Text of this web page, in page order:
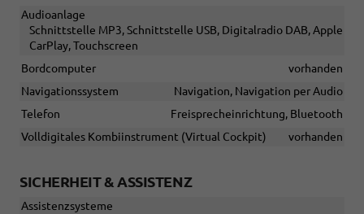
Audioanlage
Schnittstelle MP3, Schnittstelle USB, Digitalradio DAB, Apple
CarPlay, Touchscreen
Bordcomputer
vorhanden
Navigationssystem
Navigation, Navigation per Audio
Telefon
Freisprecheinrichtung, Bluetooth
Volldigitales Kombiinstrument (Virtual Cockpit)
vorhanden
SICHERHEIT & ASSISTENZ
Assistenzsysteme